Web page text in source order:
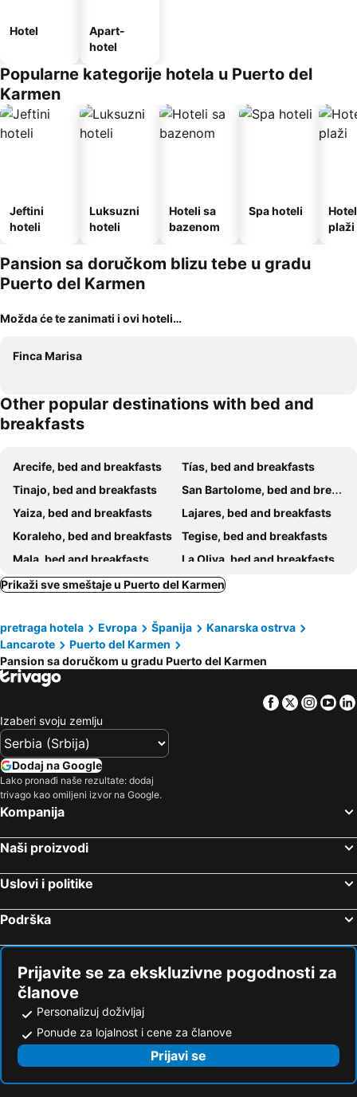
Hotel
Apart-
hotel
Popularne kategorije hotela u Puerto del
Karmen
Jeftini
hoteli
Luksuzni
hoteli
Hoteli sa
bazenom
Spa hoteli
plaži
Pansion sa doručkom blizu tebe u gradu
Puerto del Karmen
Možda će te zanimati i ovi hoteli…
Finca Marisa
Other popular destinations with bed and
breakfasts
Arecife, bed and breakfasts
Tías, bed and breakfasts
Tinajo, bed and breakfasts
San Bartolome, bed and breakfasts
Yaiza, bed and breakfasts
Lajares, bed and breakfasts
Koraleho, bed and breakfasts
Tegise, bed and breakfasts
Mala, bed and breakfasts
La Oliva, bed and breakfasts
Famara, bed and breakfasts
Plaja Blanka, bed and breakfasts
Prikaži sve smeštaje u Puerto del Karmen
pretraga hotela Evropa Španija
Kanarska ostrva
Lancarote
Puerto del Karmen
Pansion sa doručkom u gradu Puerto del Karmen
Facebook
Twitter
Izaberi svoju zemlju
Dodaj na Google
Lako pronađi naše rezultate: dodaj
trivago kao omiljeni izvor na Google.
Kompanija
Naši proizvodi
Uslovi i politike
Podrška
Prijavite se za ekskluzivne pogodnosti za
članove
Personalizuj doživljaj
Ponude za lojalnost i cene za članove
Prijavi se